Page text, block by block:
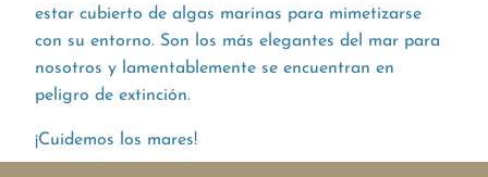
estar cubierto de algas marinas para mimetizarse
con su entorno. Son los más elegantes del mar para
nosotros y lamentablemente se encuentran en
peligro de extinción.
¡Cuidemos los mares!